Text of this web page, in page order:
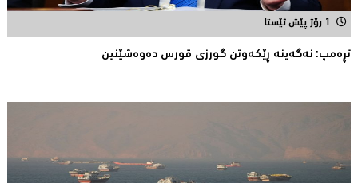
1 رۆژ پێش ئێستا
تڕه‌مپ: نه‌گه‌ینه‌ ڕێكه‌وتن گورزی قورس ده‌وه‌شێنین